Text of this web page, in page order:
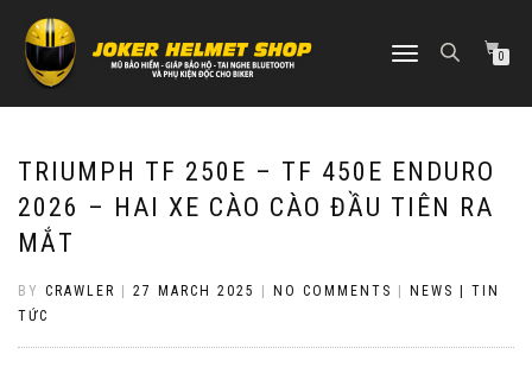
TOGGLE
0
TRIUMPH TF 250E – TF 450E ENDURO
2026 – HAI XE CÀO CÀO ĐẦU TIÊN RA
MẮT
BY CRAWLER 27 MARCH 2025 NO COMMENTS
NEWS | TIN
TỨC